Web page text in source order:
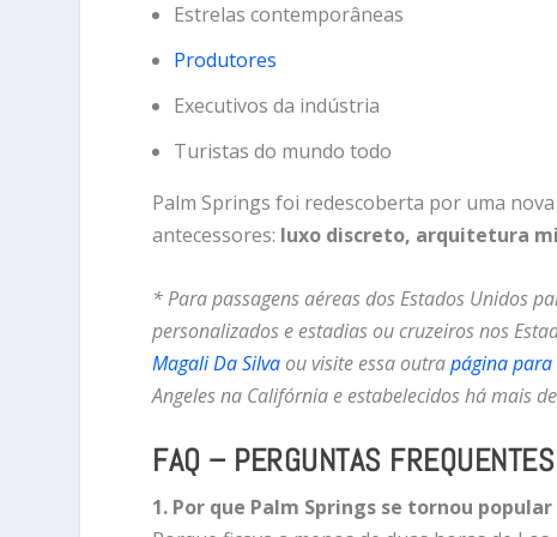
Estrelas contemporâneas
Produtores
Executivos da indústria
Turistas do mundo todo
Palm Springs foi redescoberta por uma
antecessores: luxo discreto, arquitetura
* Para passagens aéreas dos Estados Unidos
personalizados e estadias ou cruzeiros nos
Magali Da Silvaou visite essa outrapágina para
Angeles na Califórnia e estabelecidos há mais
FAQ – PERGUNTAS FREQUENTES
1. Por que Palm Springs se tornou